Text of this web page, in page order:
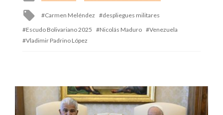
in
Tagged
with
Carmen Meléndez
despliegues militares
Escudo Bolivariano 2025
Nicolás Maduro
Venezuela
Vladimir Padrino López